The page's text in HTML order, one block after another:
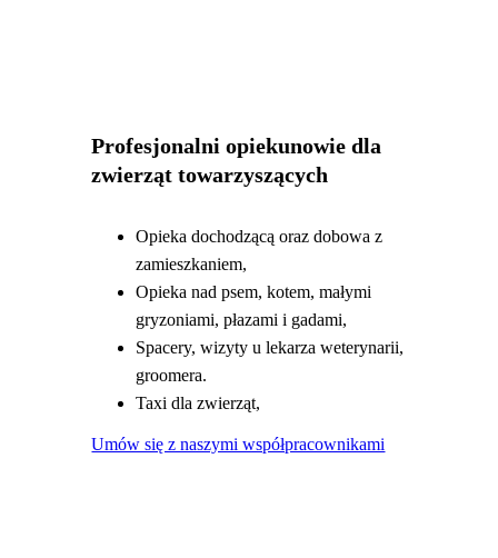
Profesjonalni opiekunowie dla
zwierząt towarzyszących
Opieka dochodzącą oraz dobowa z
zamieszkaniem,
Opieka nad psem, kotem, małymi
gryzoniami, płazami i gadami,
Spacery, wizyty u lekarza weterynarii,
groomera.
Taxi dla zwierząt,
Umów się z naszymi współpracownikami